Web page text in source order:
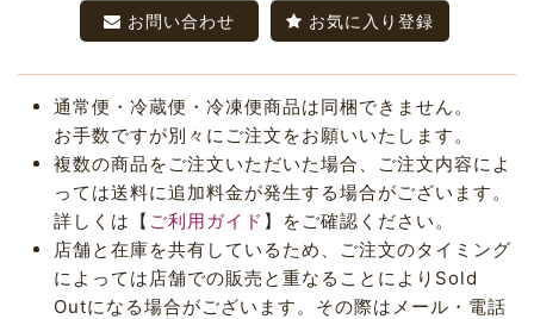
お問い合わせ お気に入り登録
通常便・冷蔵便・冷凍便商品は同梱できません。
お手数ですが別々にご注文をお願いいたします。
複数の商品をご注文いただいた場合、ご注文内容によ
っては送料に追加料金が発生する場合がございます。
詳しくは【 ご利用ガイド 】をご確認ください。
店舗と在庫を共有しているため、ご注文のタイミング
によっては店舗での販売と重なることによりSold
Outになる場合がございます。その際はメール・電話